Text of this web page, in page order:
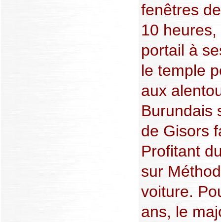
fenêtres
10
portail à
le temple
aux
Burundais
de Gisors
Profitant
sur
voiture.
ans, le